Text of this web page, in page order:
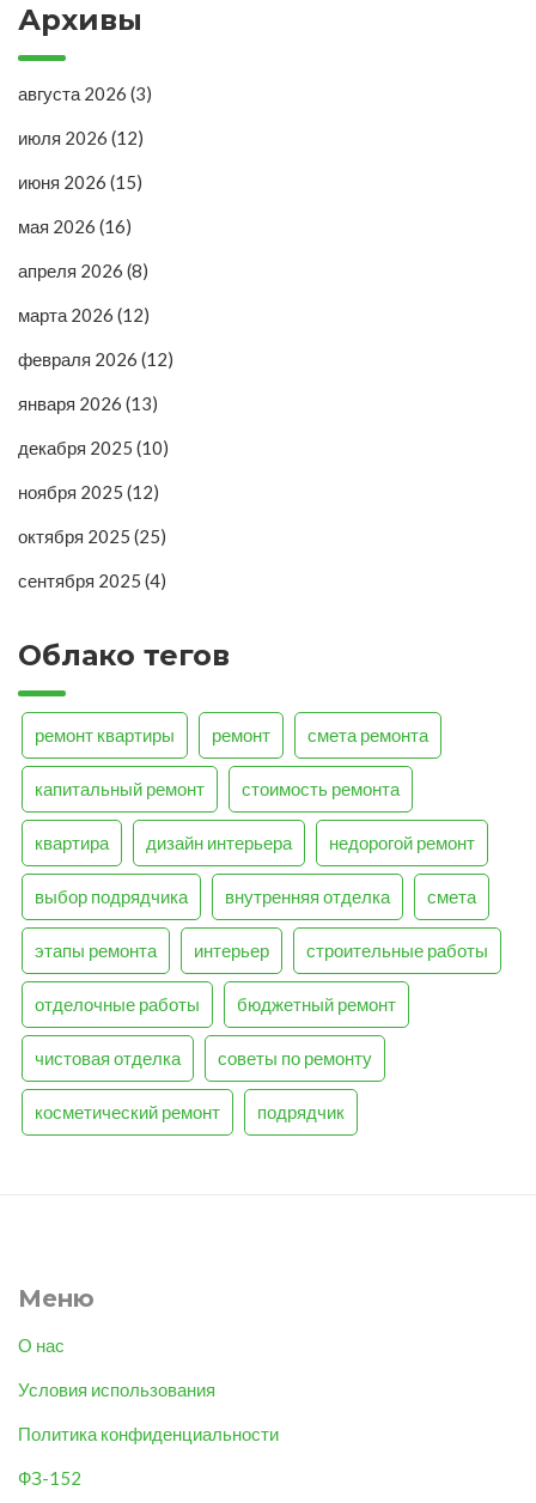
Архивы
августа 2026 (3)
июля 2026 (12)
июня 2026 (15)
мая 2026 (16)
апреля 2026 (8)
марта 2026 (12)
февраля 2026 (12)
января 2026 (13)
декабря 2025 (10)
ноября 2025 (12)
октября 2025 (25)
сентября 2025 (4)
Облако тегов
ремонт квартиры ремонт смета ремонта
капитальный ремонт стоимость ремонта
квартира дизайн интерьера недорогой ремонт
выбор подрядчика внутренняя отделка смета
этапы ремонта интерьер строительные работы
отделочные работы бюджетный ремонт
чистовая отделка советы по ремонту
косметический ремонт подрядчик
Меню
О нас
Условия использования
Политика конфиденциальности
ФЗ-152